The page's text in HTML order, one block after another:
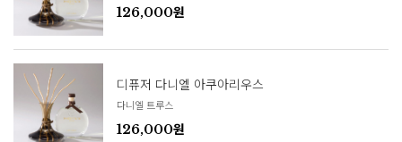
126,000원
디퓨저 다니엘 아쿠아리우스
다니엘 트루스
126,000원